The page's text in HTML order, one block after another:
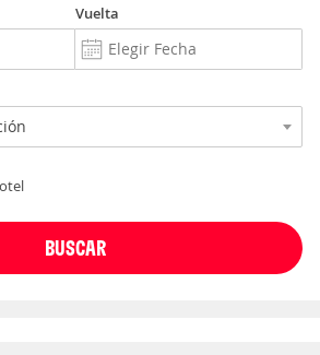
Vuelta